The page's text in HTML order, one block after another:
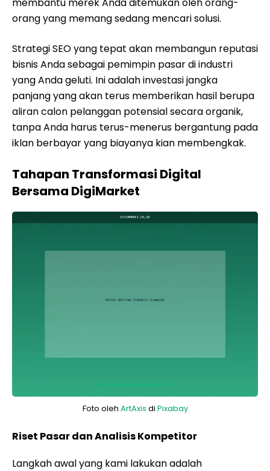
orang yang memang sedang mencari solusi.
Strategi SEO yang tepat akan membangun reputasi
bisnis Anda sebagai pemimpin pasar di industri
yang Anda geluti. Ini adalah investasi jangka
panjang yang akan terus memberikan hasil berupa
aliran calon pelanggan potensial secara organik,
tanpa Anda harus terus-menerus bergantung pada
iklan berbayar yang biayanya kian membengkak.
Tahapan Transformasi Digital
Bersama DigiMarket
Foto oleh ArtAxis di Pixabay
Riset Pasar dan Analisis Kompetitor
Langkah awal yang kami lakukan adalah